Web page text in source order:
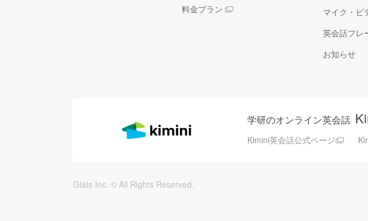
料金プラン
マイク・ビ
英会話フレ
お知らせ
学研のオンライン英会話
Kimini英会話公式ページ
Glats Inc. © All Rights Reserved.